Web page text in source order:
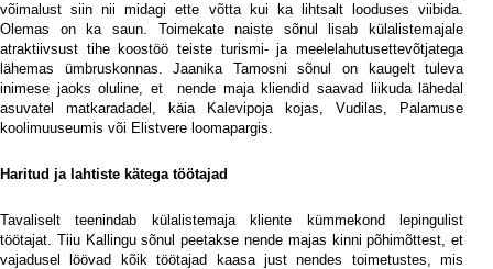
võimalust siin nii midagi ette võtta kui ka lihtsalt looduses viibida.
Olemas on ka saun. Toimekate naiste sõnul lisab külalistemajale
atraktiivsust tihe koostöö teiste turismi- ja meelelahutusettevõtjatega
lähemas ümbruskonnas. Jaanika Tamosni sõnul on kaugelt tuleva
inimese jaoks oluline, et
nende maja kliendid saavad liikuda lähedal
asuvatel matkaradadel, käia Kalevipoja kojas, Vudilas, Palamuse
koolimuuseumis või Elistvere loomapargis.
Haritud ja lahtiste kätega töötajad
Tavaliselt teenindab külalistemaja kliente kümmekond lepingulist
töötajat. Tiiu Kallingu sõnul peetakse nende majas kinni põhimõttest, et
vajadusel löövad kõik töötajad kaasa just nendes toimetustes, mis